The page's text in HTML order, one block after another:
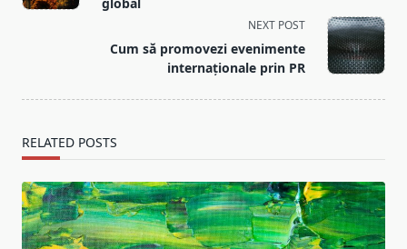
NEXT POST
Cum să promovezi evenimente
internaționale prin PR
RELATED POSTS